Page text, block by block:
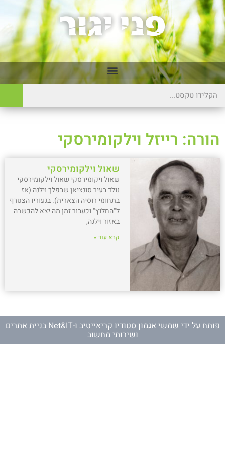
הורה: רייזל וילקומירסקי
שאול וילקומירסקי
שאול ויקומירסקי שאול וילקומירסקי
נולד בעיר סונציאן שבפלך וילנה (אז
בתחומי רוסיה הצארית). בנעוריו הצטרף
ל"החלוץ" וכעבור זמן מה יצא להכשרה
באזור וילנה,
קרא עוד »
פותח על ידי שמשי אגמון סטודיו קריאייטיב ו- Net&IT בניית אתרים
ושירותי מחשוב